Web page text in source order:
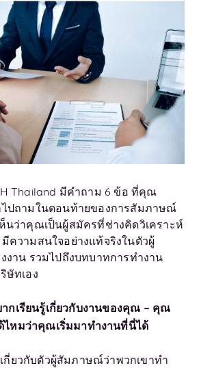
Thailand มีคำถาม 6 ข้อ ที่คุณ
ไปถามในตอนท้ายของการสัมภาษณ์
ห็นว่าคุณเป็นผู้สมัครที่ช่างคิดวิเคราะห์
ความสนใจอย่างแท้จริงในตัวผู้
งาน รวมไปถึงบทบาทการทำงาน
ษัทเอง
กเรียนรู้เกี่ยวกับงานของคุณ – คุณ
ไหมว่าคุณเริ่มมาทำงานที่นี่ได้
เกี่ยวกับตัวผู้สัมภาษณ์ว่าพวกเขาทำ